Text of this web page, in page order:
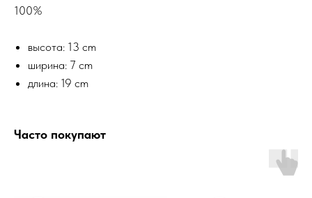
100%
высота: 13 cm
ширина: 7 cm
длина: 19 cm
Часто покупают